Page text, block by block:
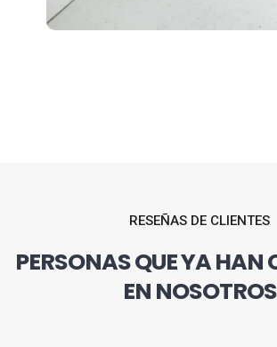
RESEÑAS DE CLIENTES
PERSONAS QUE YA HAN
EN NOSOTROS